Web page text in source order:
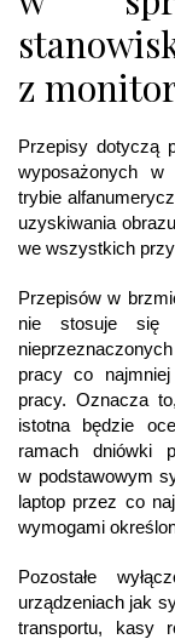
z
Przepisy dotyczą
wyposażonych w
trybie
uzyskiwania
we wszystkich
Przepisów w
nie stosuje się
pracy co
pracy. Oznacza
istotna będzie
ramach dniówki
w podstawowym
laptop przez co
wymogami
Pozostałe
urządzeniach jak
transportu, kasy